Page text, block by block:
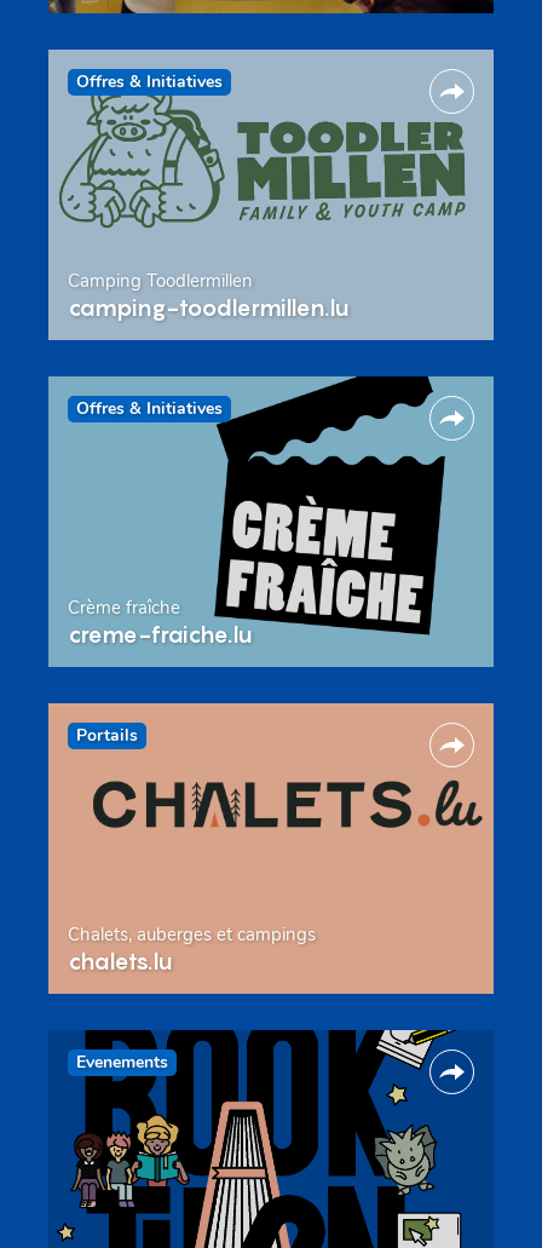
Offres & Initiatives
Camping Toodlermillen
camping-toodlermillen.lu
Offres & Initiatives
Crème fraîche
creme-fraiche.lu
Portails
Chalets, auberges et campings
chalets.lu
Evenements